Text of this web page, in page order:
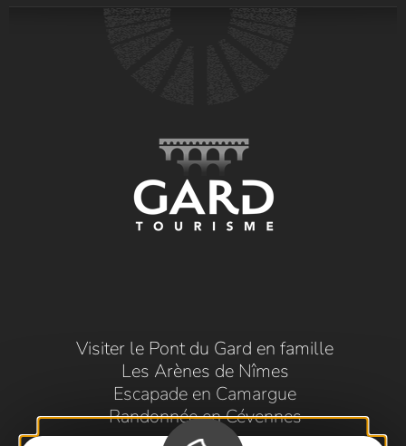
Visiter le Pont du Gard en famille
Les Arènes de Nîmes
Escapade en Camargue
Randonnée en Cévennes